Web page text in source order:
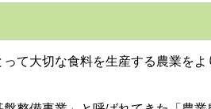
て大切な食料を生産する農業を